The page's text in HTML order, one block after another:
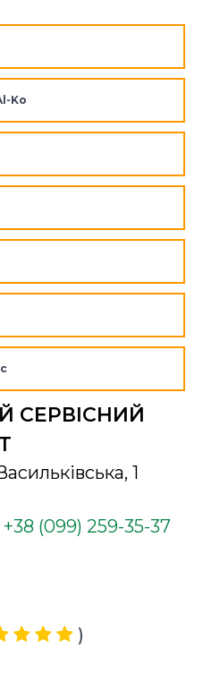
Ko
СЕРВІСНИЙ
1
+38 (099) 259-35-37
)